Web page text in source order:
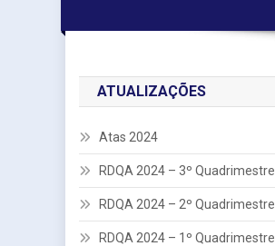
ATUALIZAÇÕES
Atas 2024
RDQA 2024 – 3º Quadrimestre
RDQA 2024 – 2º Quadrimestre
RDQA 2024 – 1º Quadrimestre